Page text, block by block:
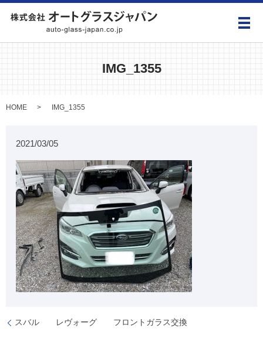
メ
IMG_1355
HOME IMG_1355
2021/03/05
スバル レヴォーグ フロントガラス交換